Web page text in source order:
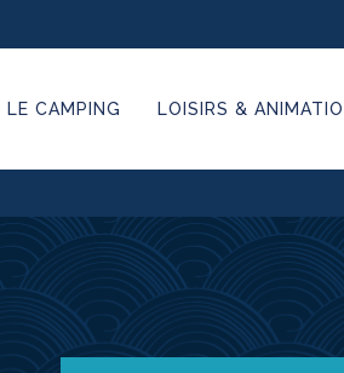
LE CAMPING LOISIRS &